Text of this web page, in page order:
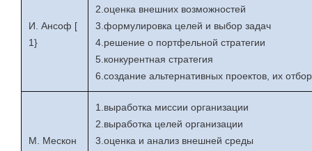
И. Ансоф [
1}
2.оценка внешних возможностей
3.формулировка целей и выбор задач
4.решение о портфельной стратегии
5.конкурентная стратегия
6.создание альтернативных проектов, их
М. Мескон
1.выработка миссии организации
2.выработка целей организации
3.оценка и анализ внешней среды